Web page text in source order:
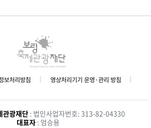
보처리방침
영상처리기기 운영·관리 방침
관광재단: 법인사업자번호: 313-82-04330
대표자: 엄승용